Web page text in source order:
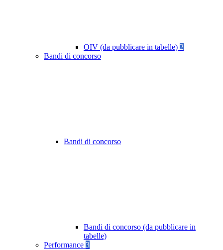
OIV (da pubblicare in tabelle) 2
Bandi di concorso
Bandi di concorso
Bandi di concorso (da pubblicare in
tabelle)
Performance 3